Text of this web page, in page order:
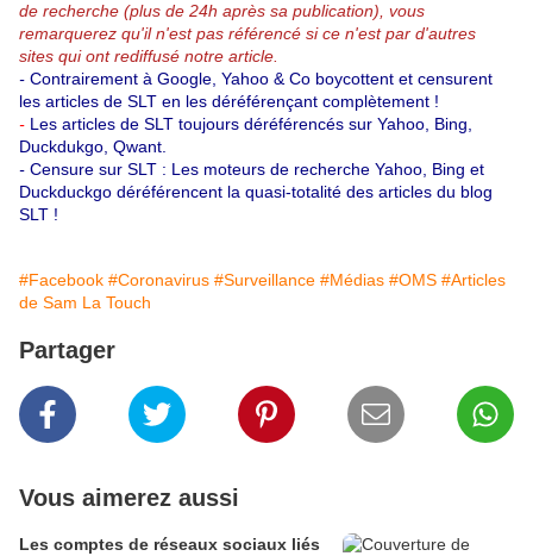
de recherche (plus de 24h après sa publication), vous
remarquerez qu'il n'est pas référencé si ce n'est par d'autres
sites qui ont rediffusé notre article.
- Contrairement à Google, Yahoo & Co boycottent et censurent
les articles de SLT en les déréférençant complètement !
- Les articles de SLT toujours déréférencés sur Yahoo, Bing,
Duckdukgo, Qwant.
- Censure sur SLT : Les moteurs de recherche Yahoo, Bing et
Duckduckgo déréférencent la quasi-totalité des articles du blog
SLT !
#Facebook #Coronavirus #Surveillance #Médias #OMS #Articles
de Sam La Touch
Partager
Vous aimerez aussi
Les comptes de réseaux sociaux liés